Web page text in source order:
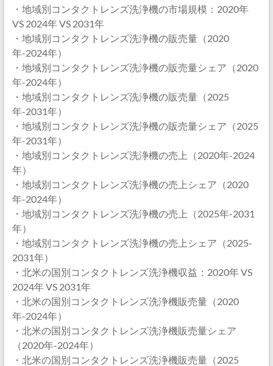
・地域別コンタクトレンズ洗浄機の市場規模：2020年
VS 2024年 VS 2031年
・地域別コンタクトレンズ洗浄機の販売量（2020
年-2024年）
・地域別コンタクトレンズ洗浄機の販売量シェア（2020
年-2024年）
・地域別コンタクトレンズ洗浄機の販売量（2025
年-2031年）
・地域別コンタクトレンズ洗浄機の販売量シェア（2025
年-2031年）
・地域別コンタクトレンズ洗浄機の売上（2020年-2024
年）
・地域別コンタクトレンズ洗浄機の売上シェア（2020
年-2024年）
・地域別コンタクトレンズ洗浄機の売上（2025年-2031
年）
・地域別コンタクトレンズ洗浄機の売上シェア（2025-
2031年）
・北米の国別コンタクトレンズ洗浄機収益：2020年 VS
2024年 VS 2031年
・北米の国別コンタクトレンズ洗浄機販売量（2020
年-2024年）
・北米の国別コンタクトレンズ洗浄機販売量シェア
（2020年-2024年）
・北米の国別コンタクトレンズ洗浄機販売量（2025